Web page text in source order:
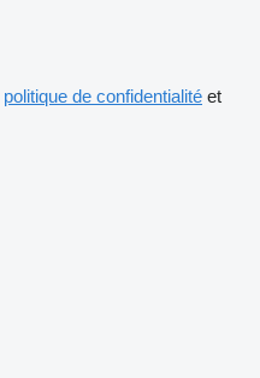
politique de confidentialité et